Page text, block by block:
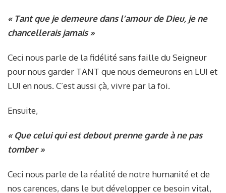
« Tant que je demeure dans l’amour de Dieu, je ne
chancellerais jamais »
Ceci nous parle de la fidélité sans faille du Seigneur
pour nous garder TANT que nous demeurons en LUI et
LUI en nous. C’est aussi çà, vivre par la foi.
Ensuite,
« Que celui qui est debout prenne garde à ne pas
tomber »
Ceci nous parle de la réalité de notre humanité et de
nos carences, dans le but développer ce besoin vital,